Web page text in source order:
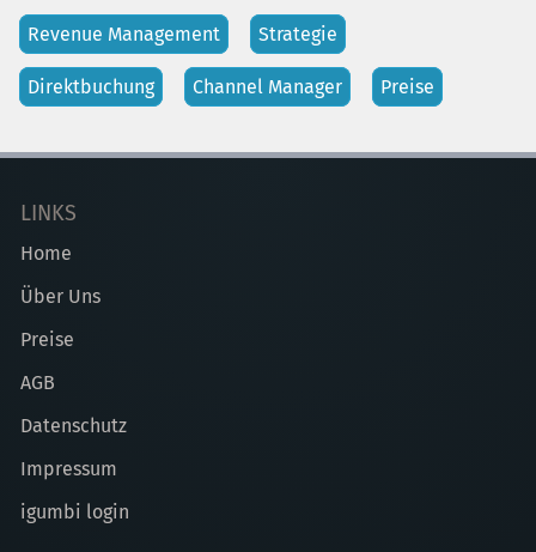
Revenue Management Strategie
Direktbuchung Channel Manager Preise
LINKS
Home
Über Uns
Preise
AGB
Datenschutz
Impressum
igumbi login